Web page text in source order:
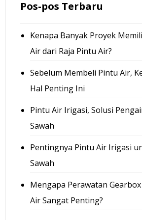
Pos-pos Terbaru
Kenapa Banyak Proyek
Air dari Raja Pintu Air?
Sebelum Membeli Pintu Air,
Hal Penting Ini
Pintu Air Irigasi, Solusi
Sawah
Pentingnya Pintu Air Irigasi
Sawah
Mengapa Perawatan
Air Sangat Penting?